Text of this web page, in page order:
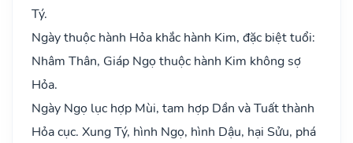
Tý.
Ngày thuộc hành Hỏa khắc hành Kim, đặc biệt tuổi:
Nhâm Thân, Giáp Ngọ thuộc hành Kim không sợ
Hỏa.
Ngày Ngọ lục hợp Mùi, tam hợp Dần và Tuất thành
Hỏa cục. Xung Tý, hình Ngọ, hình Dậu, hại Sửu, phá